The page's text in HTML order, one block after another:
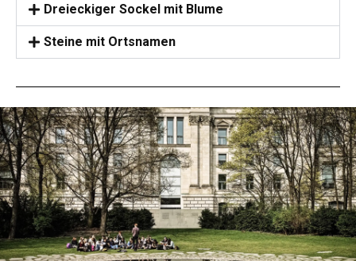
Dreieckiger Sockel mit Blume
Steine mit Ortsnamen